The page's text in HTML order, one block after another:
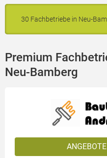
30 Fachbetriebe in Neu-
Premium
Neu-Bamberg